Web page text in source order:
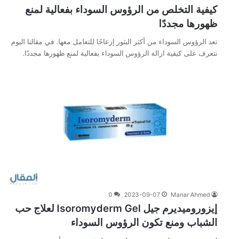
كيفية التخلص من الرؤوس السوداء بفعالية لمنع
ظهورها مجددًا
تعد الرؤوس السوداء من أكثر البثور إزعاجًا للتعامل معها. في مقالنا اليوم
نتعرف على كيفية ازالة الرؤوس السوداء بفعالية لمنع ظهورها مجددًا.
Manar Ahmed
2023-09-07
0
إيزوروميديرم جيل Isoromyderm Gel لعلاج حب
الشباب ومنع تكون الرؤوس السوداء